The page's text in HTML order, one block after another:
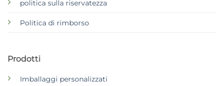
politica sulla riservatezza
Politica di rimborso
Prodotti
Imballaggi personalizzati